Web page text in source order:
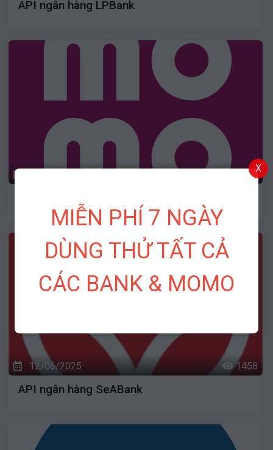
API ngân hàng LPBank
2562
12/06/2025 1458
API ngân hàng SeABank
X
MIỄN PHÍ 7 NGÀY
DÙNG THỬ TẤT CẢ
CÁC BANK & MOMO